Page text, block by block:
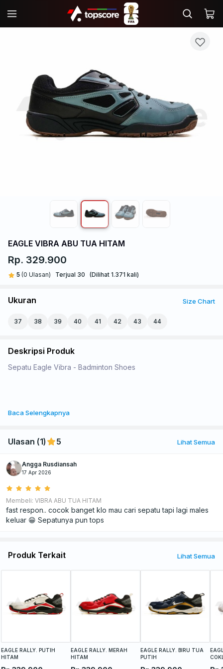
EAGLE VIBRA ABU TUA HITAM
Rp. 329.900
5 (0 Ulasan) Terjual 30 (Dilihat 1.371 kali)
Size Chart
Ukuran
37 38 39 40 41 42 43 44
Deskripsi Produk
Sepatu Eagle Vibra - Badminton Shoes
Sepatu Eagle Vibra di design untuk menunjang performa
ada lagi yang menghambatmu menuju kemenangan.
•Upper Material menggunakan kombinasi Sandwich Mesh ,
yang atraktif sehingga tidak licin saat di gunakan
Baca Selengkapnya
Lihat Semua
Ulasan (1) 5
Angga Rusdiansah
17 Apr 2026
Membeli: VIBRA ABU TUA HITAM
fast respon.. cocok banget klo mau cari sepatu tapi lagi males
keluar 😁 Sepatunya pun tops
Lihat Semua
Produk Terkait
EAGLE RALLY. PUTIH
HITAM
EAGLE RALLY. MERAH
HITAM
EAGLE RALLY. BIRU TUA
PUTIH